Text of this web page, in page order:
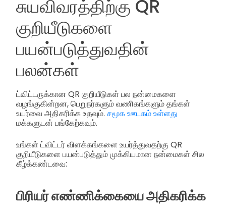
சுயவிவரத்திற்கு QR
குறியீடுகளை
பயன்படுத்துவதின்
பலன்கள்
ட்விட்டருக்கான QR குறியீடுகள் பல நன்மைகளை
வழங்குகின்றன, பெறுநர்களும் வணிகங்களும் தங்கள்
உயர்வை அதிகரிக்க உதவும். சமூக ஊடகம் உள்ளது
மக்களுடன் பங்கேற்கவும்.
உங்கள் ட்விட்டர் விளக்கங்களை உயர்த்துவதற்கு QR
குறியீடுகளை பயன்படுத்தும் முக்கியமான நன்மைகள் சில
கீழ்க்கண்டவை:
பிரியர் எண்ணிக்கையை அதிகரிக்க